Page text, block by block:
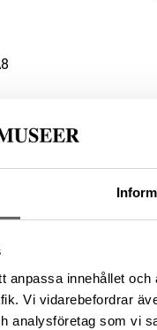
anpassa innehållet
Vi vidarebefordrar
analysföretag som vi
och licensgivare.
4A84-82EA-
CC0.